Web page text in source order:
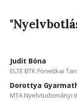
Judit Bóna
ELTE BTK Fonetikai
Dorottya
MTA Nyelvtudományi